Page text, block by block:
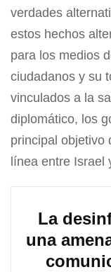
verdades
estos hechos
para los medios
ciudadanos y su
vinculados a la
diplomático, los
principal objetivo
línea entre Israel
La
una